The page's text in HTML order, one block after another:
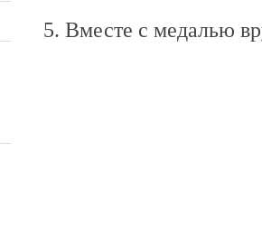
5. Вместе с медалью